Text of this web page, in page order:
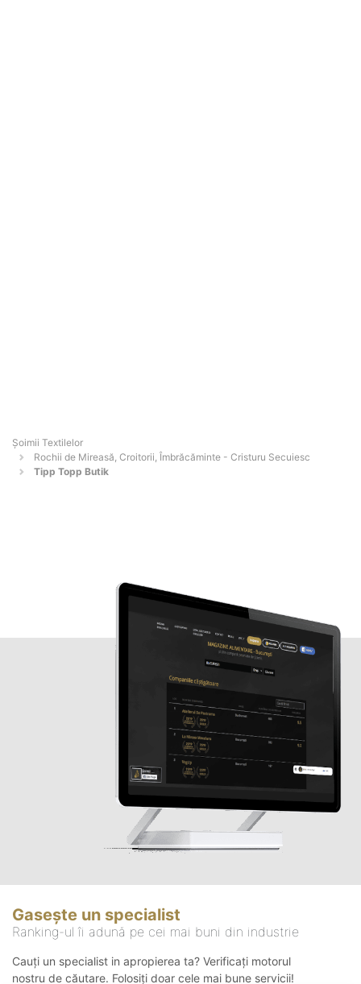
Șoimii Textilelor
Rochii de Mireasă, Croitorii, Îmbrăcăminte - Cristuru Secuiesc
Tipp Topp Butik
Gasește un specialist
Ranking-ul îi adună pe cei mai buni din industrie
Cauți un specialist in apropierea ta? Verificați motorul
nostru de căutare. Folosiți doar cele mai bune servicii!